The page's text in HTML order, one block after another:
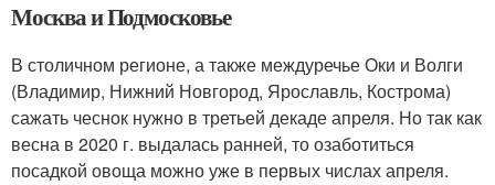
Москва и Подмосковье
В столичном регионе, а также междуречье Оки и Волги
(Владимир, Нижний Новгород, Ярославль, Кострома)
сажать чеснок нужно в третьей декаде апреля. Но так как
весна в 2020 г. выдалась ранней, то озаботиться
посадкой овоща можно уже в первых числах апреля.